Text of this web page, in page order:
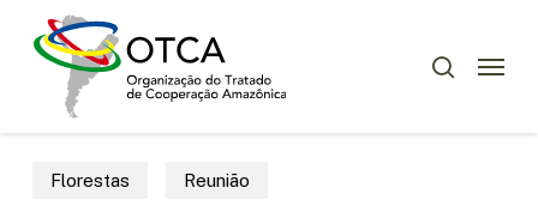
Menu
Florestas Reunião